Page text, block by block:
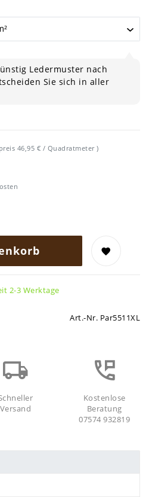
Ledermuster nach
Sie sich in aller
46,95 € / Quadratmeter )
2-3 Werktage
Art.-Nr. Par5511XL
Versand
Kostenlose
Beratung
07574 932819